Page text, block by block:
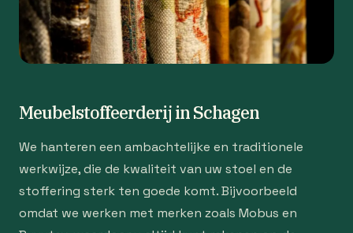
Meubelstoffeerderij in Schagen
We hanteren een ambachtelijke en traditionele
werkwijze, die de kwaliteit van uw stoel en de
stoffering sterk ten goede komt. Bijvoorbeeld
omdat we werken met merken zoals Mobus en